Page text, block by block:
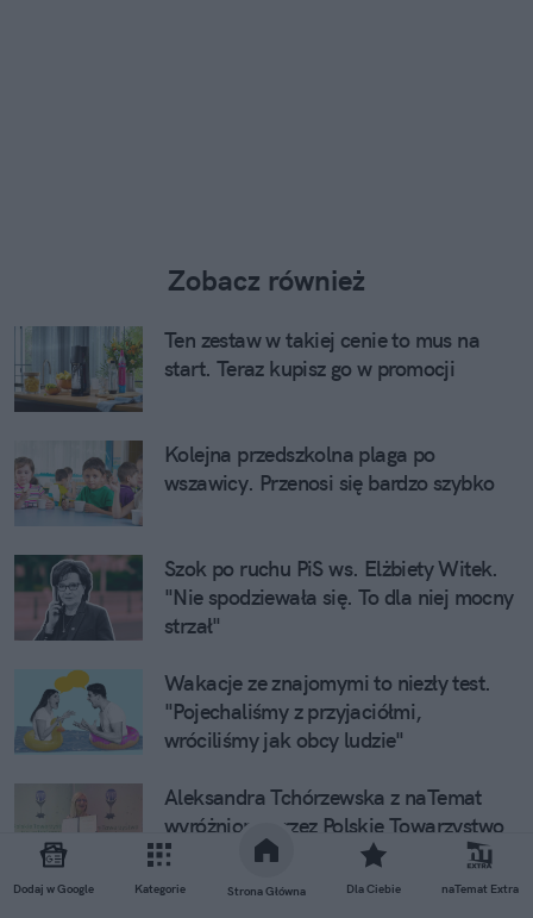
Dodaj w Google Kategorie Strona Główna Dla Ciebie naTemat Extra
Zobacz również
Ten zestaw w takiej cenie to mus na
start. Teraz kupisz go w promocji
Kolejna przedszkolna plaga po
wszawicy. Przenosi się bardzo szybko
Szok po ruchu PiS ws. Elżbiety Witek.
"Nie spodziewała się. To dla niej mocny
strzał"
Wakacje ze znajomymi to niezły test.
"Pojechaliśmy z przyjaciółmi,
wróciliśmy jak obcy ludzie"
Aleksandra Tchórzewska z naTemat
wyróżniona przez Polskie Towarzystwo
Neurologiczne